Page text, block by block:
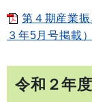
第４期産業
３年5月号掲載
令和２年度